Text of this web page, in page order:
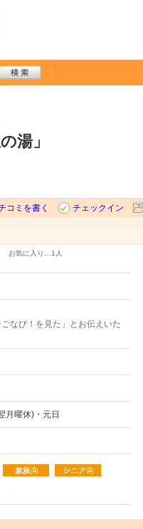
湯」
コミを書く
チェックイン
お気に入り… 1人
なび！を見た」とお伝えいた
月曜休)・元日